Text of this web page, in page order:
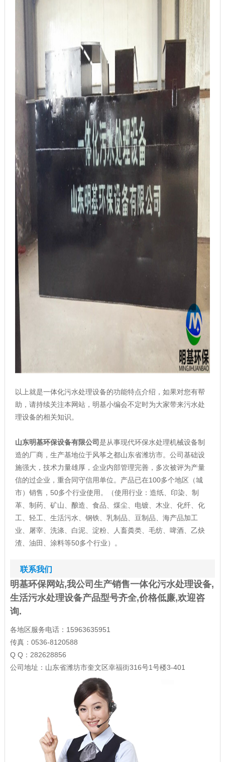
以上就是一体化污水处理设备的功能特点介绍，如果对您有帮
助，请持续关注本网站，明基小编会不定时为大家带来污水处
理设备的相关知识。
山东明基环保设备有限公司是从事现代环保水处理机械设备制
造的厂商，生产基地位于风筝之都山东省潍坊市。公司基础设
施强大，技术力量雄厚，企业内部管理完善，多次被评为产量
信的过企业，重合同守信用单位。产品已在100多个地区（城
市）销售，50多个行业使用。（使用行业：造纸、印染、制
革、制药、矿山、酿造、食品、煤尘、电镀、木业、化纤、化
工、轻工、生活污水、钢铁、乳制品、豆制品、海产品加工
业、屠宰、洗涤、白泥、淀粉、人畜粪类、毛纺、啤酒、乙炔
渣、油田、涂料等50多个行业）。
联系我们
明基环保网站,我公司生产销售一体化污水处理设备,
生活污水处理设备产品型号齐全,价格低廉,欢迎咨
询.
各地区服务电话：15963635951
传真：0536-8120588
Q Q：282628856
公司地址：山东省潍坊市奎文区幸福街316号1号楼3-401